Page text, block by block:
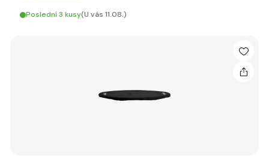
Poslední 3 kusy(U vás 11.08.)